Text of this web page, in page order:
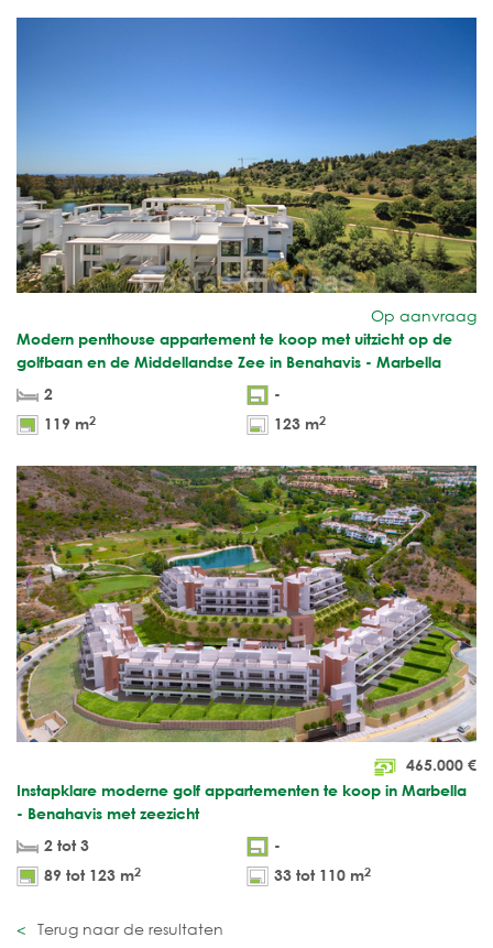
Op aanvraag
Modern penthouse appartement te koop met uitzicht op de
golfbaan en de Middellandse Zee in Benahavis - Marbella
2
-
119 m2 123 m2
465.000 €
Instapklare moderne golf appartementen te koop in Marbella
- Benahavis met zeezicht
2 tot 3
-
89 tot 123 m2 33 tot 110 m2
Terug naar de resultaten